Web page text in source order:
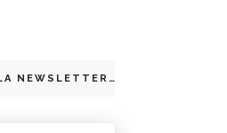
NEWSLETTER